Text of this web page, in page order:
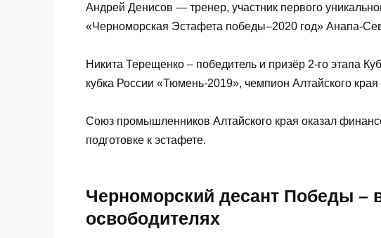
Андрей Денисов — тренер, участник первого
«Черноморская Эстафета победы–2020 год» Анапа-
Никита Терещенко – победитель и призёр 2-го этапа
кубка России «Тюмень-2019», чемпион Алтайского
Союз промышленников Алтайского края оказал
подготовке к эстафете.
Черноморский десант Победы –
освободителях